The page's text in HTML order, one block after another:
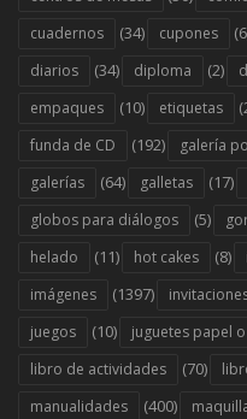
cuadernos (34) cupones
diarios (34) diploma (2)
empaques (10) etiquetas
funda de CD (192) galería
galerías (64) galletas (17)
globos para diálogos (5)
helado (11) hot cakes (8)
imágenes (1397)
juegos (10) juguetes papel
libro de actividades (70)
manualidades (400)